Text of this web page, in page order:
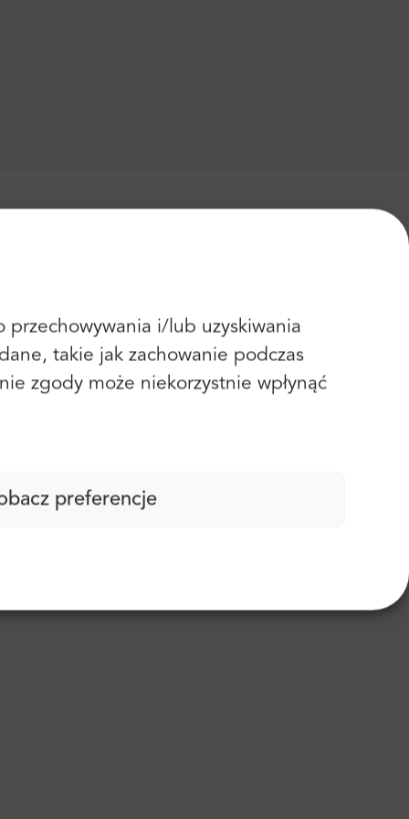
i/lub uzyskiwania
takie jak zachowanie podczas
zgody może niekorzystnie wpłynąć
preferencje